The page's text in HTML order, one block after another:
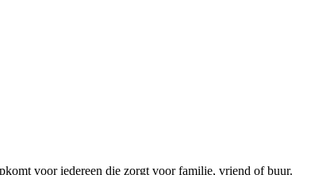
voor iedereen die zorgt voor familie, vriend of buur.